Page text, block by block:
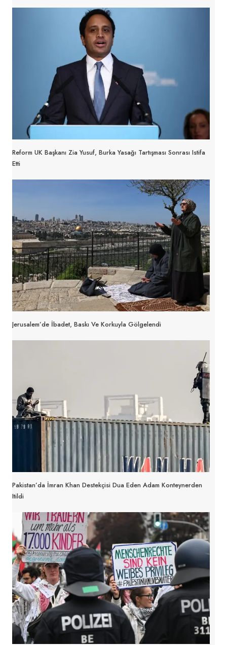
Reform UK Başkanı Zia Yusuf, Burka Yasağı Tartışması Sonrası Istifa
Etti
Jerusalem’de İbadet, Baskı Ve Korkuyla Gölgelendi
Pakistan’da İmran Khan Destekçisi Dua Eden Adam Konteynerden
Itildi